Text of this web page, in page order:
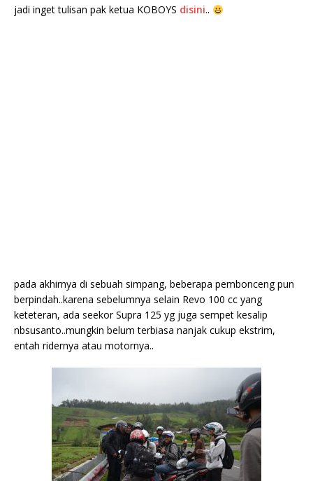
jadi inget tulisan pak ketua KOBOYS disini..
pada akhirnya di sebuah simpang, beberapa pembonceng pun
berpindah..karena sebelumnya selain Revo 100 cc yang
keteteran, ada seekor Supra 125 yg juga sempet kesalip
nbsusanto..mungkin belum terbiasa nanjak cukup ekstrim,
entah ridernya atau motornya..